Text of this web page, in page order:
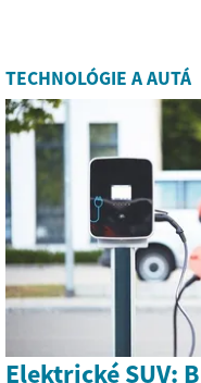
TECHNOLÓGIE A AUTÁ
Elektrické SUV: